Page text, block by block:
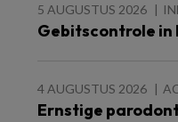
5 AUGUSTUS 2026
Gebitscontrole in
4 AUGUSTUS 2026
Ernstige